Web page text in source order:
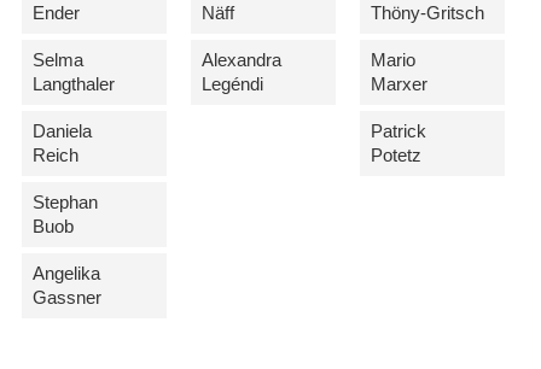
Ender
Selma
Langthaler
Daniela
Reich
Stephan
Buob
Angelika
Gassner
Näff
Alexandra
Legéndi
Thöny-Gritsch
Mario
Marxer
Patrick
Potetz